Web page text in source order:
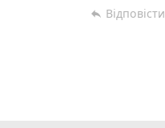
reply Відповісти